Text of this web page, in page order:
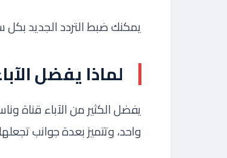
يمكنك ضبط التردد الجديد
لماذا يفضل
يفضل الكثير من الآباء قناة
واحد، وتتميز بعدة جوانب